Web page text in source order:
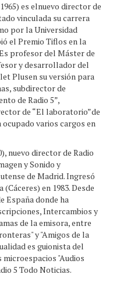
es elnuevo director de
vinculada su carrera
por la Universidad
el Premio Tiflos en la
profesor del Máster de
y desarrollador del
Plusen su versión para
subdirector de
de Radio 5”,
de “El laboratorio”de
ocupado varios cargos en
nuevo director de Radio
y Sonido y
de Madrid. Ingresó
en 1983. Desde
España donde ha
Intercambios y
de la emisora, entre
y "Amigos de la
es guionista del
"Audios
5 Todo Noticias.